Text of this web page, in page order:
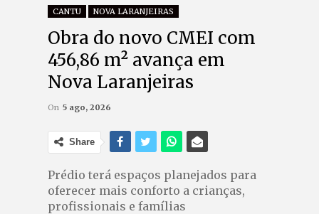
CANTU NOVA LARANJEIRAS
Obra do novo CMEI com
456,86 m² avança em
Nova Laranjeiras
On 5 ago, 2026
Share
Prédio terá espaços planejados para
oferecer mais conforto a crianças,
profissionais e famílias